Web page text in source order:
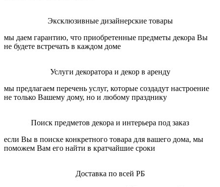
Эксклюзивные дизайнерские товары
мы даем гарантию, что приобретенные предметы декора Вы
не будете встречать в каждом доме
Услуги декоратора и декор в аренду
мы предлагаем перечень услуг, которые создадут настроение
не только Вашему дому, но и любому празднику
Поиск предметов декора и интерьера под заказ
если Вы в поиске конкретного товара для вашего дома, мы
поможем Вам его найти в кратчайшие сроки
Доставка по всей РБ